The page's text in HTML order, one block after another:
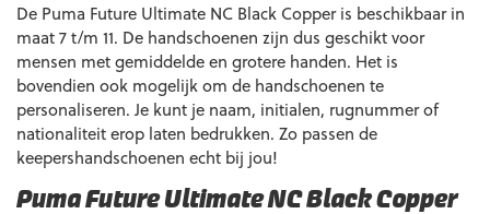
De Puma Future Ultimate NC Black Copper is beschikbaar in
maat 7 t/m 11. De handschoenen zijn dus geschikt voor
mensen met gemiddelde en grotere handen. Het is
bovendien ook mogelijk om de handschoenen te
personaliseren. Je kunt je naam, initialen, rugnummer of
nationaliteit erop laten bedrukken. Zo passen de
keepershandschoenen echt bij jou!
Puma Future Ultimate NC Black Copper